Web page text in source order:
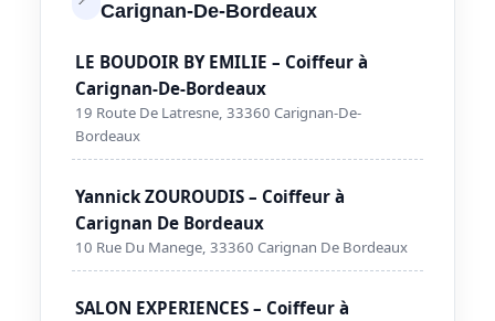
Carignan-De-Bordeaux
LE BOUDOIR BY EMILIE – Coiffeur à
Carignan-De-Bordeaux
19 Route De Latresne, 33360 Carignan-De-
Bordeaux
Yannick ZOUROUDIS – Coiffeur à
Carignan De Bordeaux
10 Rue Du Manege, 33360 Carignan De Bordeaux
SALON EXPERIENCES – Coiffeur à